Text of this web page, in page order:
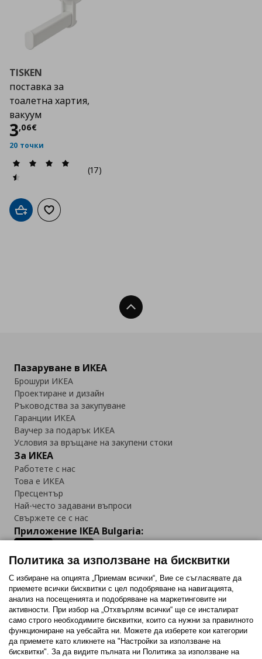
TISKEN
поставка за
тоалетна хартия,
вакуум
3,06€
Цена
20 точки
(17)
Добави в кошницата
Добави към списъка с любими
Нагоре
Пазаруване в ИКЕА
Брошури ИКЕА
Проектиране и дизайн
Ръководства за закупуване
Гаранции ИКЕА
Ваучер за подарък ИКЕА
Условия за връщане на закупени стоки
За ИКЕА
Работете с нас
Това е ИКЕА
Пресцентър
Най-често задавани въпроси
Свържете се с нас
Приложение IKEA Bulgaria:
Последвайте ни:
FacebookTwitterYoutubePinterestInstagram
Политика за използване на бисквитки
С избиране на опцията „Приемам всички“, Вие се съгласявате да
приемете всички бисквитки с цел подобряване на навигацията,
анализ на посещенията и подобряване на маркетинговите ни
активности. При избор на „Отхвърлям всички“ ще се инсталират
само строго необходимитe бисквитки, които са нужни за правилното
функциониране на уебсайта ни. Можете да изберете кои категории
да приемете като кликнете на "Настройки за използване на
бисквитки". За да видите пълната ни Политика за използване на